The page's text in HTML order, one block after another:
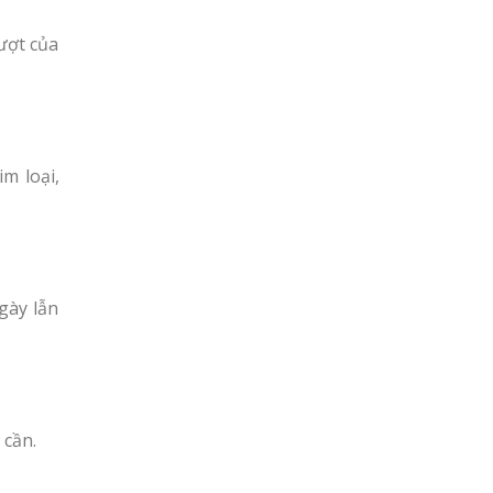
của
loại,
lẫn